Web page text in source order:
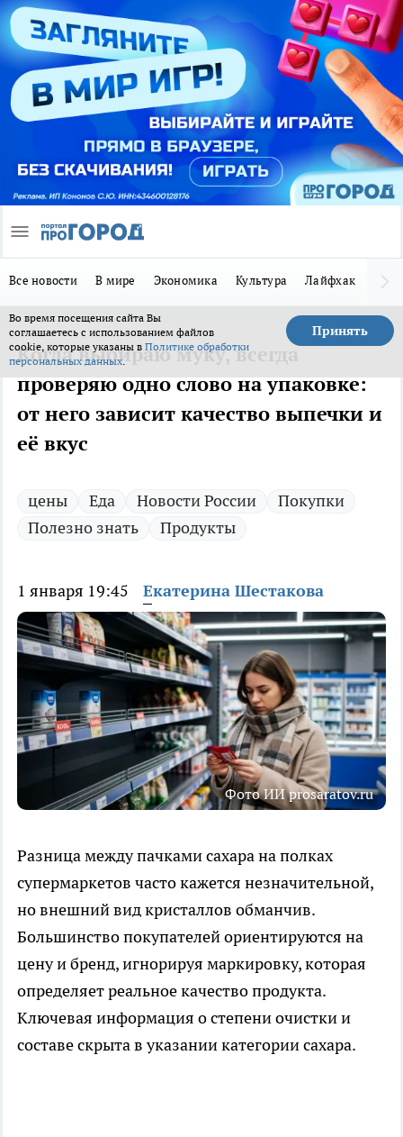
Все новости В мире Экономика Культура Лайфхак
Во время посещения сайта Вы
соглашаетесь с использованием файлов
cookie, которые указаны в Политике обработки
персональных данных.
Принять
Когда выбираю муку, всегда
проверяю одно слово на упаковке:
от него зависит качество выпечки и
её вкус
цены Еда Новости России
Покупки
Полезно знать
Продукты
1 января 19:45 Екатерина Шестакова
Фото ИИ prosaratov.ru
Разница между пачками сахара на полках
супермаркетов часто кажется незначительной,
но внешний вид кристаллов обманчив.
Большинство покупателей ориентируются на
цену и бренд, игнорируя маркировку, которая
определяет реальное качество продукта.
Ключевая информация о степени очистки и
составе скрыта в указании категории сахара.